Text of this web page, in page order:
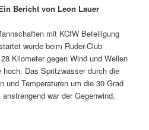
Bericht von Leon Lauer
mit KCfW Beteiligung
wurde beim Ruder-Club
Kilometer gegen Wind und Wellen
Das Spritzwasser durch die
und Temperaturen um die 30 Grad
war der Gegenwind.